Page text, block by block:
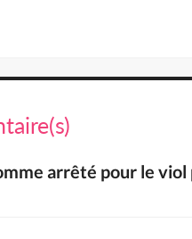
arrêté pour le